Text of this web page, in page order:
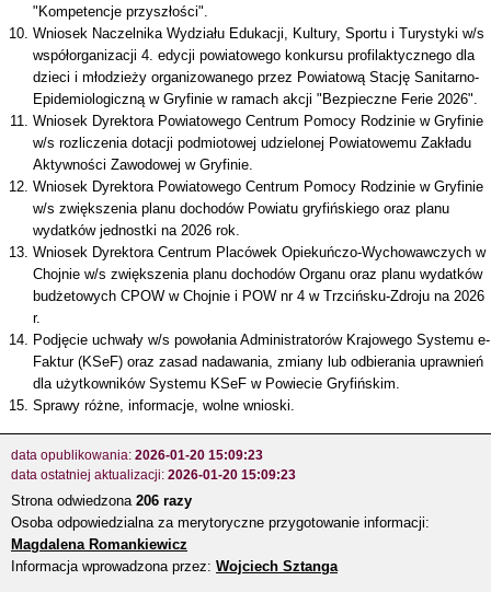
"Kompetencje przyszłości".
Wniosek Naczelnika Wydziału Edukacji, Kultury, Sportu i Turystyki w/s
współorganizacji 4. edycji powiatowego konkursu profilaktycznego dla
dzieci i młodzieży organizowanego przez Powiatową Stację Sanitarno-
Epidemiologiczną w Gryfinie w ramach akcji "Bezpieczne Ferie 2026".
Wniosek Dyrektora Powiatowego Centrum Pomocy Rodzinie w Gryfinie
w/s rozliczenia dotacji podmiotowej udzielonej Powiatowemu Zakładu
Aktywności Zawodowej w Gryfinie.
Wniosek Dyrektora Powiatowego Centrum Pomocy Rodzinie w Gryfinie
w/s zwiększenia planu dochodów Powiatu gryfińskiego oraz planu
wydatków jednostki na 2026 rok.
Wniosek Dyrektora Centrum Placówek Opiekuńczo-Wychowawczych w
Chojnie w/s zwiększenia planu dochodów Organu oraz planu wydatków
budżetowych CPOW w Chojnie i POW nr 4 w Trzcińsku-Zdroju na 2026
r.
Podjęcie uchwały w/s powołania Administratorów Krajowego Systemu e-
Faktur (KSeF) oraz zasad nadawania, zmiany lub odbierania uprawnień
dla użytkowników Systemu KSeF w Powiecie Gryfińskim.
Sprawy różne, informacje, wolne wnioski.
data opublikowania: 2026-01-20 15:09:23
data ostatniej aktualizacji: 2026-01-20 15:09:23
Strona odwiedzona 206 razy
Osoba odpowiedzialna za merytoryczne przygotowanie informacji:
Magdalena Romankiewicz
Informacja wprowadzona przez: Wojciech Sztanga